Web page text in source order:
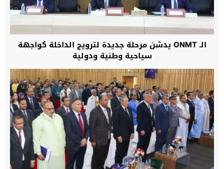
الـ ONMT يدشن مرحلة جديدة لترويج الداخلة كواجهة
سياحية وطنية ودولية